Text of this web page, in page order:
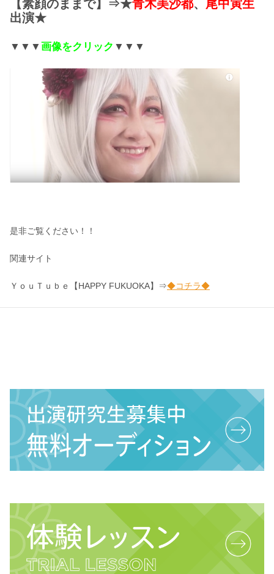
【素顔のままで】⇒★青木美沙都、 尾中寅生
出演★
▼▼▼画像をクリック ▼▼▼
是非ご覧ください！！
関連サイト
ＹｏｕＴｕｂｅ【HAPPY FUKUOKA】⇒◆コチラ◆